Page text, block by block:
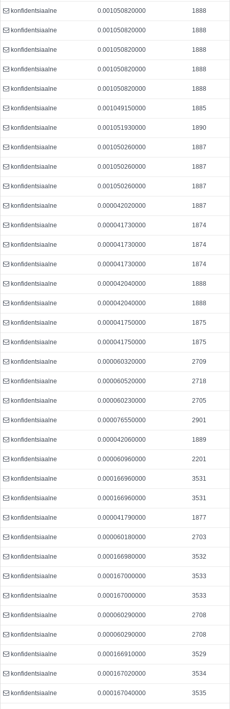
konfidentsiaalne 0.001050820000 1888
konfidentsiaalne 0.001050820000 1888
konfidentsiaalne 0.001050820000 1888
konfidentsiaalne 0.001050820000 1888
konfidentsiaalne 0.001050820000 1888
konfidentsiaalne 0.001049150000 1885
konfidentsiaalne 0.001051930000 1890
konfidentsiaalne 0.001050260000 1887
konfidentsiaalne 0.001050260000 1887
konfidentsiaalne 0.001050260000 1887
konfidentsiaalne 0.000042020000 1887
konfidentsiaalne 0.000041730000 1874
konfidentsiaalne 0.000041730000 1874
konfidentsiaalne 0.000041730000 1874
konfidentsiaalne 0.000042040000 1888
konfidentsiaalne 0.000042040000 1888
konfidentsiaalne 0.000041750000 1875
konfidentsiaalne 0.000041750000 1875
konfidentsiaalne 0.000060320000 2709
konfidentsiaalne 0.000060520000 2718
konfidentsiaalne 0.000060230000 2705
konfidentsiaalne 0.000076550000 2901
konfidentsiaalne 0.000042060000 1889
konfidentsiaalne 0.000060960000 2201
konfidentsiaalne 0.000166960000 3531
konfidentsiaalne 0.000166960000 3531
konfidentsiaalne 0.000041790000 1877
konfidentsiaalne 0.000060180000 2703
konfidentsiaalne 0.000166980000 3532
konfidentsiaalne 0.000167000000 3533
konfidentsiaalne 0.000167000000 3533
konfidentsiaalne 0.000060290000 2708
konfidentsiaalne 0.000060290000 2708
konfidentsiaalne 0.000166910000 3529
konfidentsiaalne 0.000167020000 3534
konfidentsiaalne 0.000167040000 3535